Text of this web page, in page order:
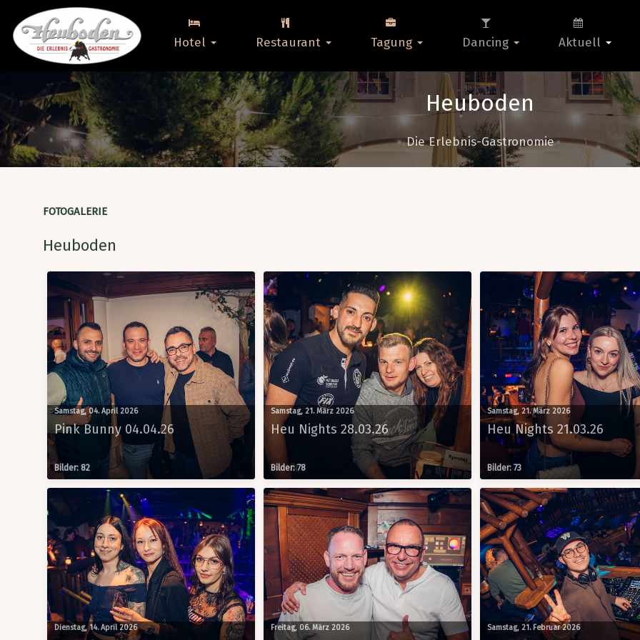
Hotel Restaurant Tagung Dancing Aktuell
Heuboden
Die Erlebnis-Gastronomie
FOTOGALERIE
Heuboden
Samstag, 04. April 2026
Pink Bunny 04.04.26
Bilder: 82
Samstag, 21. März 2026
Heu Nights 28.03.26
Bilder: 78
Samstag, 21. März 2026
Heu Nights 21.03.26
Bilder: 73
Dienstag, 14. April 2026 Freitag, 06. März 2026 Samstag, 21. Februar 2026
Summer Club - Dein Sommer-
Spot unter freiem Himmel ☀️🍹
Sa, 15.08.2026
HEU NIGHTS
Sa, 15.08.2026
Summer Club - Dein
Spot unter freiem
Sa, 08.08.2026